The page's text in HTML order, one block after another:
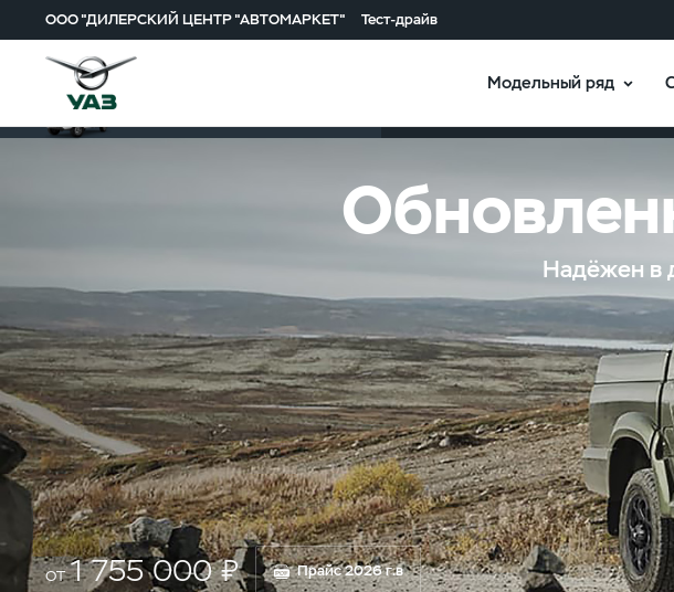
ООО "ДИЛЕРСКИЙ ЦЕНТР "АВТОМАРКЕТ" Тест-драйв
Модельный ряд
Надёжен в
от1 755 000 ₽ Прайс 2026 г.в